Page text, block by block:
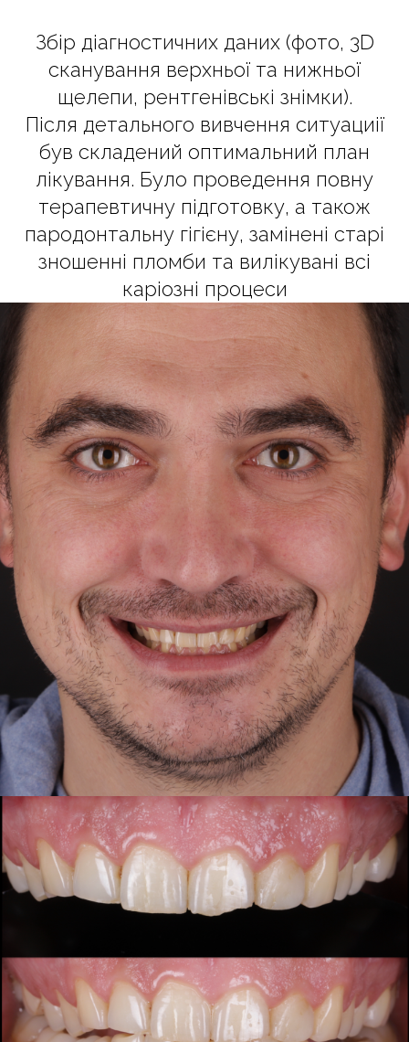
Збір діагностичних даних (фото, 3D
сканування верхньої та нижньої
щелепи, рентгенівські знімки).
Після детального вивчення ситуациії
був складений оптимальний план
лікування. Було проведення повну
терапевтичну підготовку, а також
пародонтальну гігієну, замінені старі
зношенні пломби та вилікувані всі
каріозні процеси